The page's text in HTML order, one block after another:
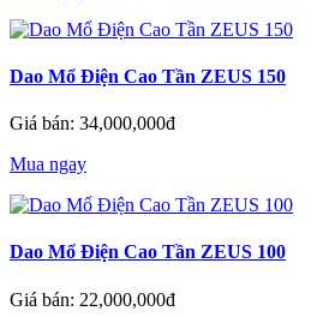
Dao Mổ Điện Cao Tần ZEUS 150
Giá bán: 34,000,000đ
Mua ngay
Dao Mổ Điện Cao Tần ZEUS 100
Giá bán: 22,000,000đ